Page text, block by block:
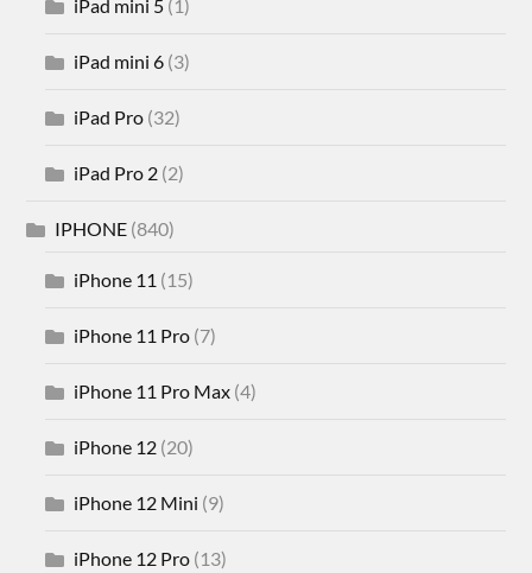
iPad mini 5 (1)
iPad mini 6 (3)
iPad Pro (32)
iPad Pro 2 (2)
IPHONE (840)
iPhone 11 (15)
iPhone 11 Pro (7)
iPhone 11 Pro Max (4)
iPhone 12 (20)
iPhone 12 Mini (9)
iPhone 12 Pro (13)